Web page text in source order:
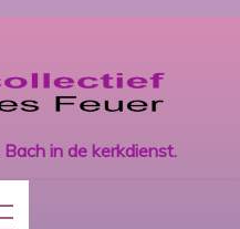
in de kerkdienst.